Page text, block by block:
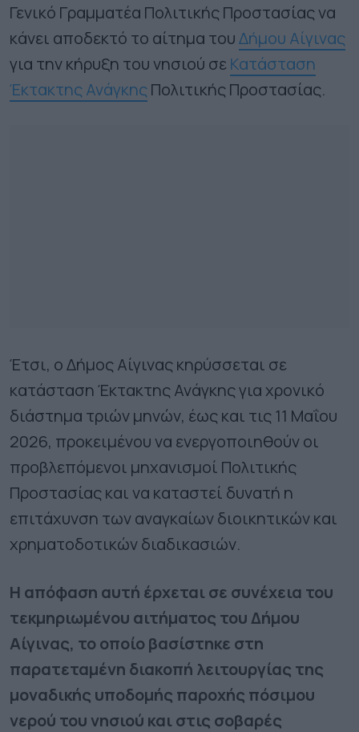
Γενικό Γραμματέα Πολιτικής Προστασίας να
κάνει αποδεκτό το αίτημα τουΔήμου Αίγινας
για την κήρυξη του νησιού σεΚατάσταση
Έκτακτης ΑνάγκηςΠολιτικής Προστασίας.
Έτσι, ο Δήμος Αίγινας κηρύσσεται σε
κατάσταση Έκτακτης Ανάγκης για χρονικό
διάστημα τριών μηνών, έως και τις 11 Μαΐου
2026, προκειμένου να ενεργοποιηθούν οι
προβλεπόμενοι μηχανισμοί Πολιτικής
Προστασίας και να καταστεί δυνατή η
επιτάχυνση των αναγκαίων διοικητικών και
χρηματοδοτικών διαδικασιών.
Η απόφαση αυτή έρχεται σε συνέχεια του
τεκμηριωμένου αιτήματος του Δήμου
Αίγινας, το οποίο βασίστηκε στη
παρατεταμένη διακοπή λειτουργίας της
μοναδικής υποδομής παροχής πόσιμου
νερού του νησιού και στις σοβαρές